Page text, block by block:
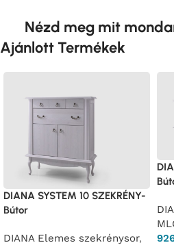
Nézd meg mit
Ajánlott Termékek
DIANA SYSTEM 10 SZEKRÉNY-
Bútor
DIANA Elemes szekrénysor,